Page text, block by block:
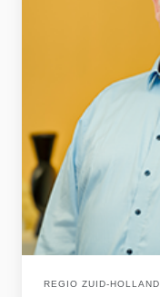
REGIO ZUID-HOLLAND